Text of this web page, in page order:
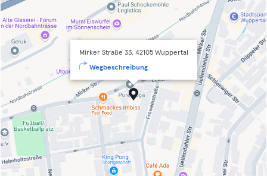
Mirker Straße 33, 42105 Wuppertal
Wegbeschreibung